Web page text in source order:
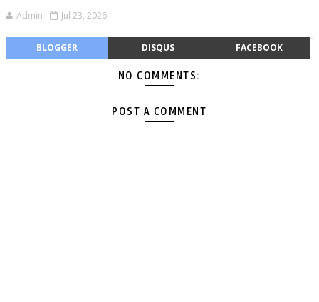
Admin Jul 23, 2026
BLOGGER DISQUS FACEBOOK
NO COMMENTS:
POST A COMMENT